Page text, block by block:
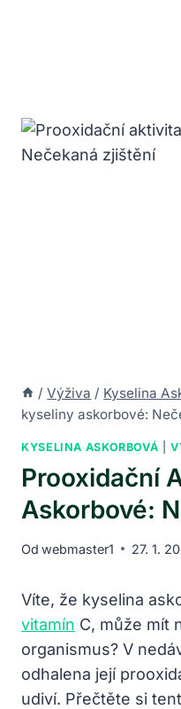
/ Výživa / Kyselina
kyseliny askorbové:
KYSELINA ASKORBOVÁ |
Prooxidační
Askorbové:
Od webmaster1 27. 1.
Víte, že kyselina
vitamín C, může mít
organismus? V
odhalena její
udiví. Přečtěte si